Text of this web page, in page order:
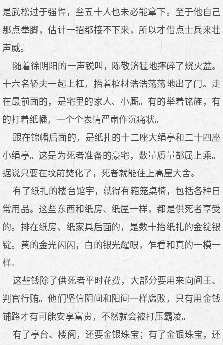
是武松过于强悍，叁五十人也未必能拿下。至于他自己
那点拳脚，估计一招都接不下来，所以才借点士兵来壮
声威。
随着徐阴阳的一声锐叫，陈敬济猛地摔碎了烧火盆。
十六名轿夫一起上杠，抬着棺材浩浩荡荡地出了门。走
在最前面的，是宅里的家人、小厮。有的举着铭旌，有
的打着纸幡，一个个表情严肃作沉痛状。
跟在锦幡后面的，是纸扎的十二座大绢亭和二十四座
小绢亭。这是为死者准备的豪宅，数量质量都属上乘。
据说只要在坟前焚化了，死者就能住上高屋大舍。
有了纸扎的楼台馆宇，就得有箱笼桌椅，包括各种日
常用品。这些东西和纸房、纸屋一样，都是供死者享受
的。排在纸房、纸家具后面的，是数十抬纸扎的金锭银
锭。黄的金光闪闪，白的银光耀眼，乍看和真的一模一
样。
这些钱除了供死者平时花费，大部分要用来向阎王、
判官行贿。他们坚信阴间和阳间一样腐败，只有用金钱
铺路才有可能安享富贵，不然就会被打压霸凌。
有了亭台、楼阁，还要金银珠宝；有了金银珠宝，还